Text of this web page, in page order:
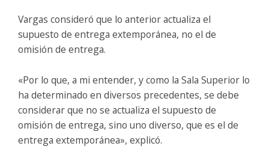
Vargas consideró que lo anterior actualiza el
supuesto de entrega extemporánea, no el de
omisión de entrega.
«Por lo que, a mi entender, y como la Sala Superior lo
ha determinado en diversos precedentes, se debe
considerar que no se actualiza el supuesto de
omisión de entrega, sino uno diverso, que es el de
entrega extemporánea», explicó.